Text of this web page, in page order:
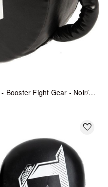
Pattes d'Ours BFG Focus Mitts - Booster Fight Gear - Noir/Blanc - Rond
favorite_border